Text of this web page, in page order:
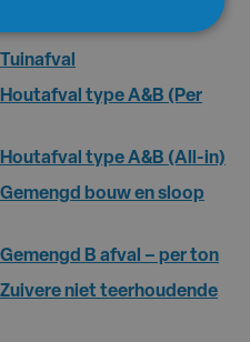
met stenen
type A&B (Per
type A&B (All-in)
bouw en sloop
B afval – per ton
niet teerhoudende